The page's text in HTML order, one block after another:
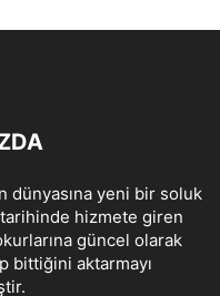
dünyasına yeni bir soluk
tarihinde hizmete giren
güncel olarak
bittiğini aktarmayı